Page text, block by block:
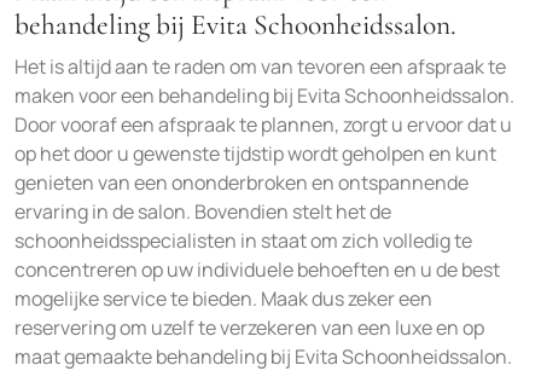
behandeling bij Evita Schoonheidssalon.
Het is altijd aan te raden om van tevoren een afspraak te
maken voor een behandeling bij Evita Schoonheidssalon.
Door vooraf een afspraak te plannen, zorgt u ervoor dat u
op het door u gewenste tijdstip wordt geholpen en kunt
genieten van een ononderbroken en ontspannende
ervaring in de salon. Bovendien stelt het de
schoonheidsspecialisten in staat om zich volledig te
concentreren op uw individuele behoeften en u de best
mogelijke service te bieden. Maak dus zeker een
reservering om uzelf te verzekeren van een luxe en op
maat gemaakte behandeling bij Evita Schoonheidssalon.